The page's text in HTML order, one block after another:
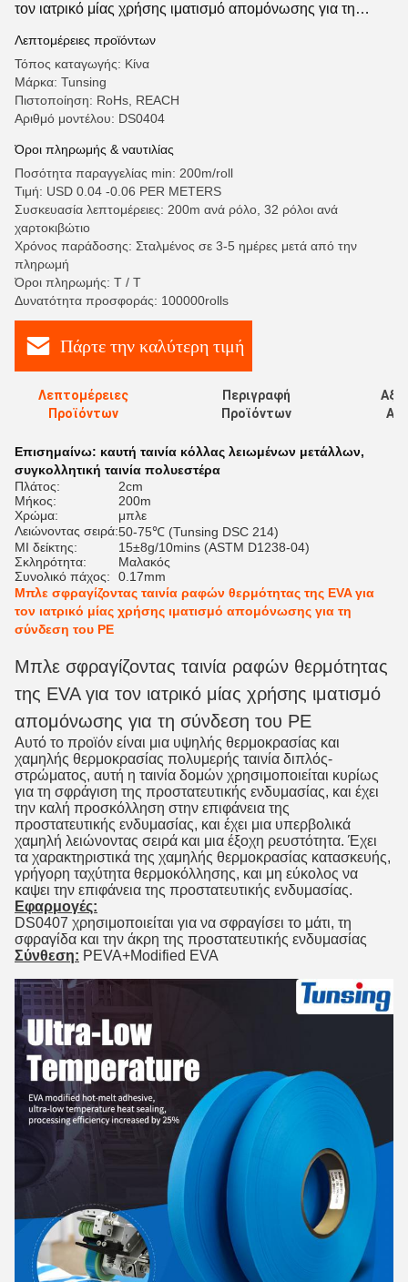
τον ιατρικό μίας χρήσης ιματισμό απομόνωσης για τη
Λεπτομέρειες προϊόντων
Τόπος καταγωγής: Κίνα
Μάρκα: Tunsing
Πιστοποίηση: RoHs, REACH
Αριθμό μοντέλου: DS0404
Όροι πληρωμής & ναυτιλίας
Ποσότητα παραγγελίας min: 200m/roll
Τιμή: USD 0.04 -0.06 PER METERS
Συσκευασία λεπτομέρειες: 200m ανά ρόλο, 32 ρόλοι ανά
χαρτοκιβώτιο
Χρόνος παράδοσης: Σταλμένος σε 3-5 ημέρες μετά από την
πληρωμή
Όροι πληρωμής: T / T
Δυνατότητα προσφοράς: 100000rolls
Πάρτε την καλύτερη τιμή
Λεπτομέρειες
Προϊόντων
Περιγραφή
Προϊόντων
Επισημαίνω: καυτή ταινία κόλλας λειωμένων μετάλλων,
συγκολλητική ταινία πολυεστέρα
Πλάτος:
2cm
Μήκος:
200m
Χρώμα:
μπλε
Λειώνοντας σειρά:50-75℃ (Tunsing DSC 214)
MI δείκτης:
15±8g/10mins (ASTM D1238-04)
Σκληρότητα:
Μαλακός
Συνολικό πάχος:
0.17mm
Μπλε σφραγίζοντας ταινία ραφών θερμότητας της EVA για
τον ιατρικό μίας χρήσης ιματισμό απομόνωσης για τη
σύνδεση του PE
Μπλε σφραγίζοντας ταινία ραφών θερμότητας
της EVA για τον ιατρικό μίας χρήσης ιματισμό
απομόνωσης για τη σύνδεση του PE
Αυτό το προϊόν είναι μια υψηλής θερμοκρασίας και
χαμηλής θερμοκρασίας πολυμερής ταινία διπλός-
στρώματος, αυτή η ταινία δομών χρησιμοποιείται κυρίως
για τη σφράγιση της προστατευτικής ενδυμασίας, και έχει
την καλή προσκόλληση στην επιφάνεια της
προστατευτικής ενδυμασίας, και έχει μια υπερβολικά
χαμηλή λειώνοντας σειρά και μια έξοχη ρευστότητα. Έχει
τα χαρακτηριστικά της χαμηλής θερμοκρασίας κατασκευής,
γρήγορη ταχύτητα θερμοκόλλησης, και μη εύκολος να
καψει την επιφάνεια της προστατευτικής ενδυμασίας.
Εφαρμογές:
DS0407 χρησιμοποιείται για να σφραγίσει το μάτι, τη
σφραγίδα και την άκρη της προστατευτικής ενδυμασίας
Σύνθεση: PEVA+Modified EVA